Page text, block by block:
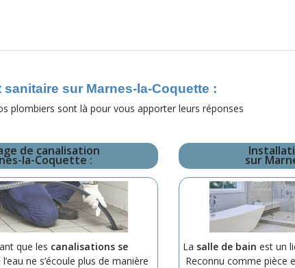
sur Marnes-la-Coquette :
plombiers sont là pour vous apporter leurs réponses
de canalisation
la-Coquette :
que les canalisations se
ne s’écoule plus de manière
sur
La salle de bain est un
Reconnu comme pièce